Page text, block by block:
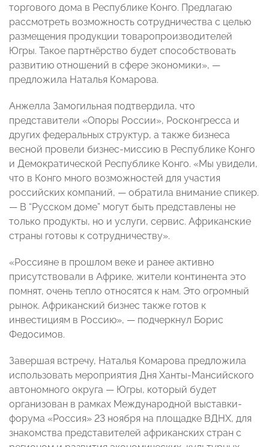
торгового дома в Республике Конго. Предлагаю
рассмотреть возможность сотрудничества с целью
размещения продукции товаропроизводителей
Югры. Такое партнёрство будет способствовать
развитию отношений в сфере экономики», —
предложила Наталья Комарова.
Анжелла Замогильная подтвердила, что
представители «Опоры России», Росконгресса и
других федеральных структур, а также бизнеса
весной провели бизнес-миссию в Республике Конго
и Демократической Республике Конго. «Мы увидели,
что в Конго много возможностей для участия
российских компаний, — обратила внимание спикер.
— В “Русском доме” могут быть представлены не
только продукты, но и услуги, сервис. Африканские
страны готовы к сотрудничеству».
«Россияне в прошлом веке и ранее активно
присутствовали в Африке, жители континента это
помнят, очень тепло относятся к нам. Это огромный
рынок. Африканский бизнес также готов к
инвестициям в Россию», — подчеркнул Борис
Федосимов.
Завершая встречу, Наталья Комарова предложила
использовать мероприятия Дня Ханты-Мансийского
автономного округа — Югры, который будет
организован в рамках Международной выставки-
форума «Россия» 23 ноября на площадке ВДНХ, для
знакомства представителей африканских стран с